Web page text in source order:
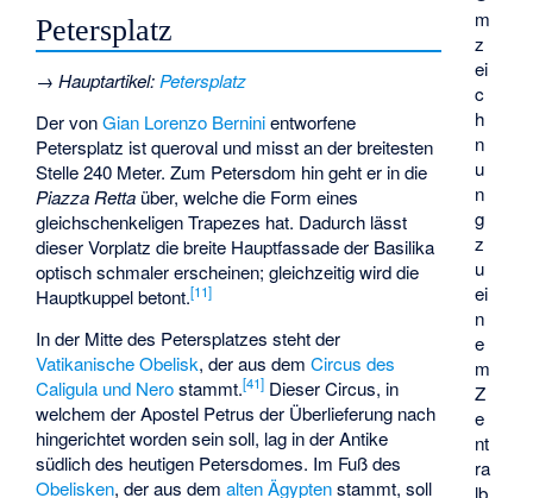
m
z
ei
c
h
n
u
n
g
z
u
ei
n
e
m
Z
e
nt
ra
Petersplatz
→Hauptartikel:Petersplatz
Der vonGian Lorenzo Berninientworfene
Petersplatz ist queroval und misst an der breitesten
Stelle 240 Meter. Zum Petersdom hin geht er in die
Piazza Retta über, welche die Form eines
gleichschenkeligen Trapezes hat. Dadurch lässt
dieser Vorplatz die breite Hauptfassade der Basilika
optisch schmaler erscheinen; gleichzeitig wird die
Hauptkuppel betont.[11]
In der Mitte des Petersplatzes steht der
Vatikanische Obelisk, der aus demCircus des
Caligula und Nerostammt.[41] Dieser Circus, in
welchem der Apostel Petrus der Überlieferung nach
hingerichtet worden sein soll, lag in der Antike
südlich des heutigen Petersdomes. Im Fuß des
Obelisken, der aus demalten Ägyptenstammt, soll